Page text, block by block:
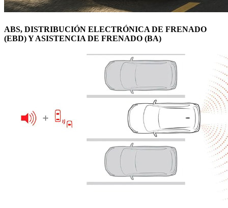
ABS, DISTRIBUCIÓN ELECTRÓNICA DE FRENADO
(EBD) Y ASISTENCIA DE FRENADO (BA)